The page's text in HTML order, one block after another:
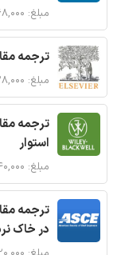
مبلغ: ۱۶۸,۰۰۰ تومان
ترجمه
مبلغ: ۱۲۸,۰۰۰ تومان
ترجمه
استوار
مبلغ: ۱۴۰,۰۰۰ تومان
ترجمه
در خاک